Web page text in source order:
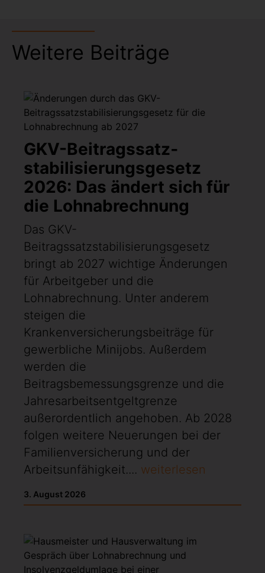
Weitere Beiträge
GKV-Beitragssatz­
stabilisierungsgesetz
2026: Das ändert sich für
die Lohnabrechnung
Das GKV-
Beitragssatzstabilisierungsgesetz
bringt ab 2027 wichtige Änderungen
für Arbeitgeber und die
Lohnabrechnung. Unter anderem
steigen die
Krankenversicherungsbeiträge für
gewerbliche Minijobs. Außerdem
werden die
Beitragsbemessungsgrenze und die
Jahresarbeitsentgeltgrenze
außerordentlich angehoben. Ab 2028
folgen weitere Neuerungen bei der
Familienversicherung und der
Arbeitsunfähigkeit.... weiterlesen
3. August 2026